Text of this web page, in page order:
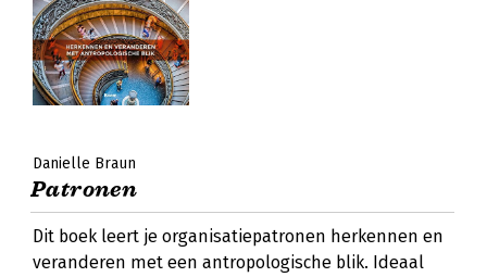
Danielle Braun
Patronen
Dit boek leert je organisatiepatronen herkennen en
veranderen met een antropologische blik. Ideaal